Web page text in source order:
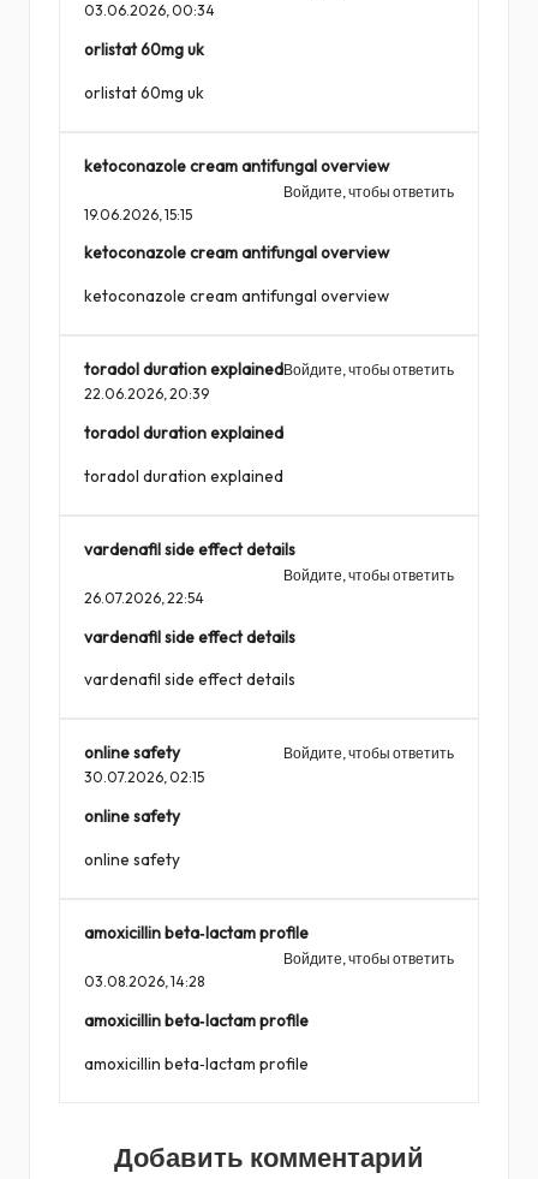
03.06.2026,00:34
orlistat 60mg uk
orlistat 60mg uk
ketoconazole cream antifungal overview
Войдите, чтобы ответить
19.06.2026, 15:15
ketoconazole cream antifungal overview
ketoconazole cream antifungal overview
toradol duration explainedВойдите, чтобы ответить
22.06.2026,20:39
toradol duration explained
toradol duration explained
vardenafil side effect details
Войдите, чтобы ответить
26.07.2026, 22:54
vardenafil side effect details
vardenafil side effect details
online safety
Войдите, чтобы ответить
30.07.2026,02:15
online safety
online safety
amoxicillin beta‑lactam profile
Войдите, чтобы ответить
03.08.2026,14:28
amoxicillin beta‑lactam profile
amoxicillin beta‑lactam profile
Добавить комментарий